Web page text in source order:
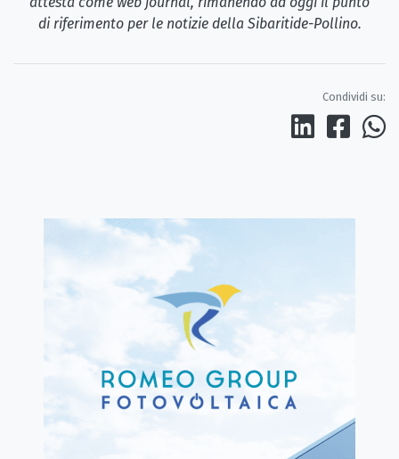
di riferimento per le notizie della Sibaritide-Pollino.
Condividi su: